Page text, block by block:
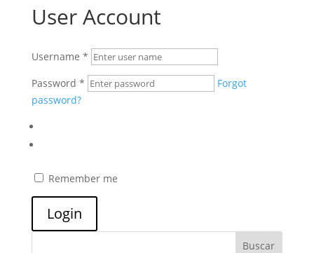
User Account
Username *
Password *
Forgot
password?
Remember me
Buscar